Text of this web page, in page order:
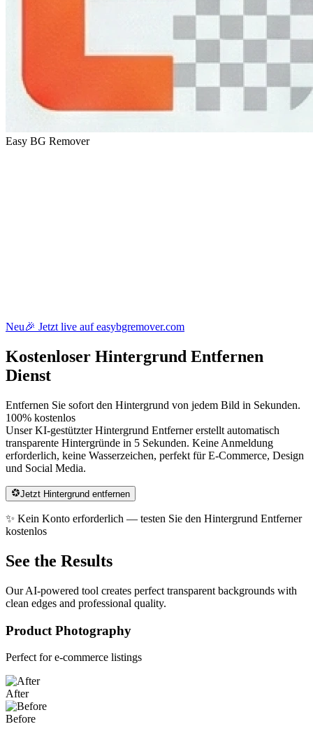
Easy BG Remover
Neu🎉 Jetzt live auf easybgremover.com
Kostenloser Hintergrund Entfernen
Dienst
Entfernen Sie sofort den Hintergrund von jedem Bild in Sekunden.
100% kostenlos
Unser KI-gestützter Hintergrund Entferner erstellt automatisch
transparente Hintergründe in 5 Sekunden. Keine Anmeldung
erforderlich, keine Wasserzeichen, perfekt für E-Commerce, Design
und Social Media.
Jetzt Hintergrund entfernen
✨ Kein Konto erforderlich — testen Sie den Hintergrund Entferner
kostenlos
See the Results
Our AI-powered tool creates perfect transparent backgrounds with
clean edges and professional quality.
Product Photography
Perfect for e-commerce listings
After
Before